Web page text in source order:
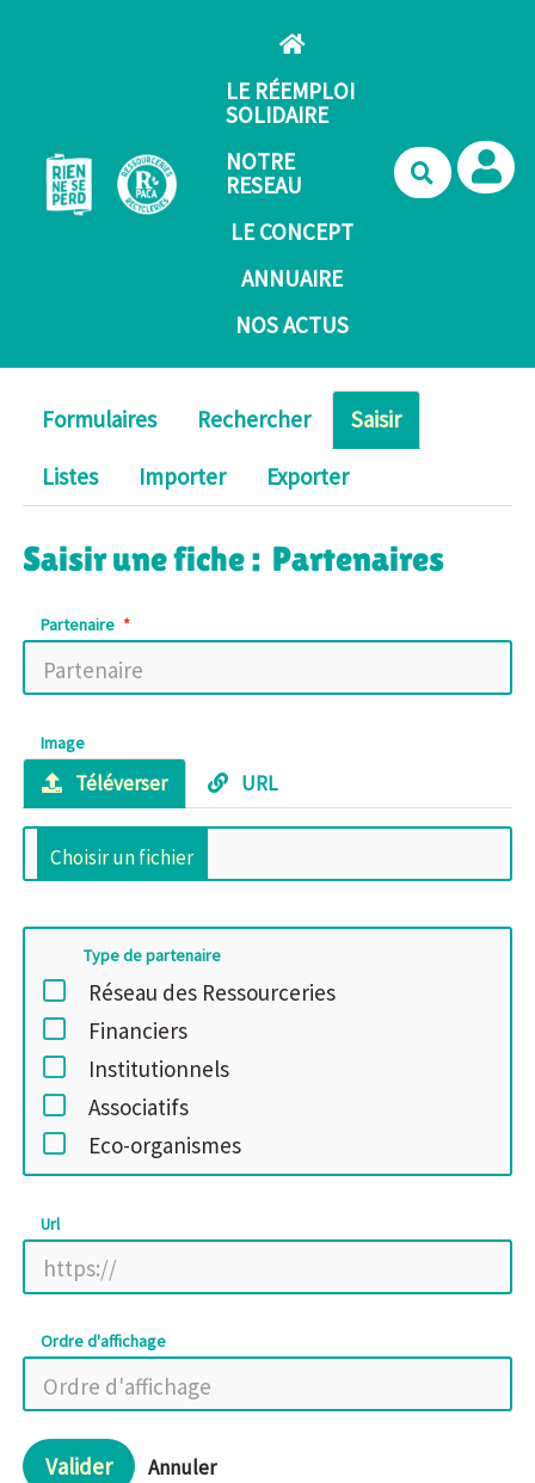
LE RÉEMPLOI
SOLIDAIRE
NOTRE
RESEAU
LE CONCEPT
ANNUAIRE
NOS ACTUS
Formulaires Rechercher
Saisir
Listes
Importer Exporter
Saisir une fiche : Partenaires
Partenaire
Image
Téléverser URL
Type de partenaire
Réseau des Ressourceries
Financiers
Institutionnels
Associatifs
Eco-organismes
Url
Ordre d'affichage
Valider Annuler